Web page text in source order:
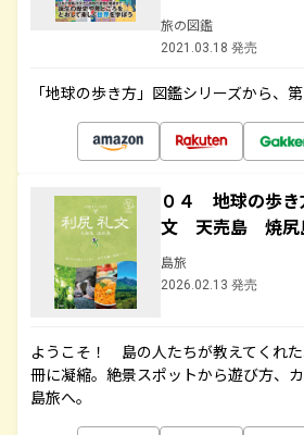
旅の図鑑
2021.03.18 発売
「地球の歩き方」図鑑シリーズから、
０４ 地球の歩
文 天売島 焼尻
島旅
2026.02.13 発売
ようこそ！ 島の人たちが教えてくれ
冊に凝縮。絶景スポットから遊び方、カ
島旅へ。